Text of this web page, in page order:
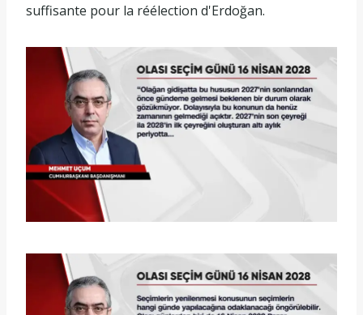
suffisante pour la réélection d'Erdoğan.